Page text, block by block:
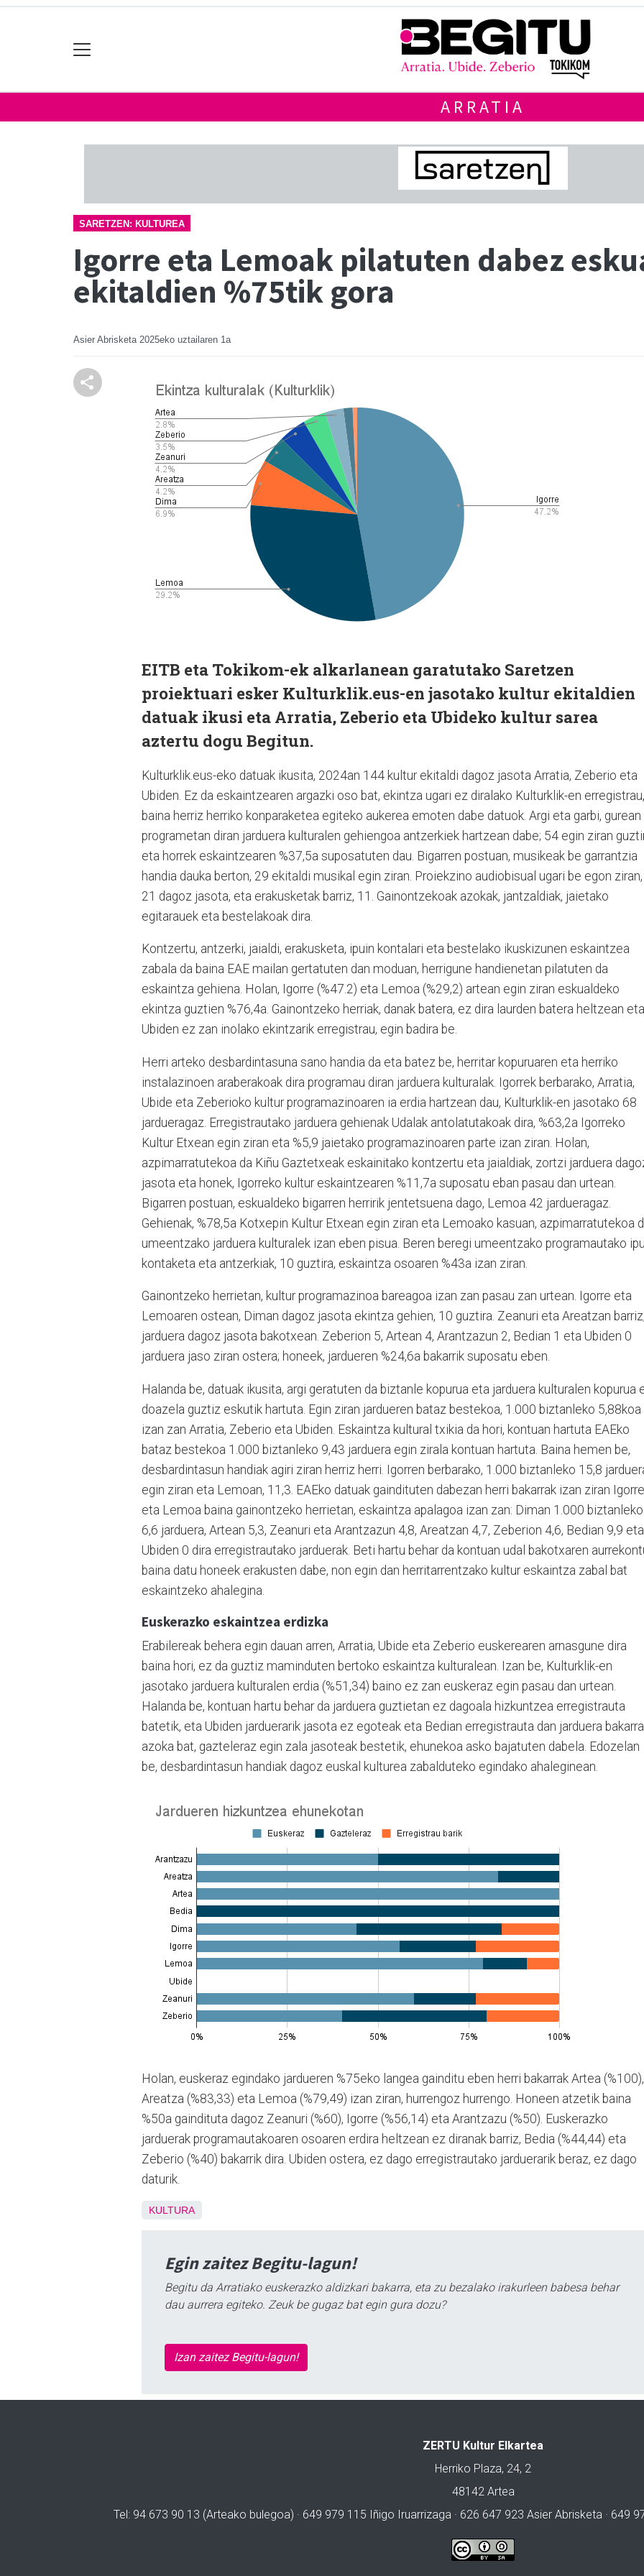
ARRATIA
SARETZEN: KULTUREA
Igorre eta Lemoak pilatuten dabez
ekitaldien %75tik gora
Asier Abrisketa 2025eko uztailaren 1a
EITB eta Tokikom-ek alkarlanean garatutako Saretzen
proiektuari esker Kulturklik.eus-en jasotako kultur ekitaldien
datuak ikusi eta Arratia, Zeberio eta Ubideko kultur sarea
aztertu dogu Begitun.
Kulturklik.eus-eko datuak ikusita, 2024an 144 kultur ekitaldi dagoz jasota Arratia, Zeberio eta
Ubiden. Ez da eskaintzearen argazki oso bat, ekintza ugari ez diralako Kulturklik-en erregistrau,
baina herriz herriko konparaketea egiteko aukerea emoten dabe datuok. Argi eta garbi, gurean
programetan diran jarduera kulturalen gehiengoa antzerkiek hartzean dabe; 54 egin ziran
eta horrek eskaintzearen %37,5a suposatuten dau. Bigarren postuan, musikeak be garrantzia
handia dauka berton, 29 ekitaldi musikal egin ziran. Proiekzino audiobisual ugari be egon ziran,
21 dagoz jasota, eta erakusketak barriz, 11. Gainontzekoak azokak, jantzaldiak, jaietako
egitarauek eta bestelakoak dira.
Kontzertu, antzerki, jaialdi, erakusketa, ipuin kontalari eta bestelako ikuskizunen eskaintzea
zabala da baina EAE mailan gertatuten dan moduan, herrigune handienetan pilatuten da
eskaintza gehiena. Holan, Igorre (%47.2) eta Lemoa (%29,2) artean egin ziran eskualdeko
ekintza guztien %76,4a. Gainontzeko herriak, danak batera, ez dira laurden batera heltzean eta
Ubiden ez zan inolako ekintzarik erregistrau, egin badira be.
Herri arteko desbardintasuna sano handia da eta batez be, herritar kopuruaren eta herriko
instalazinoen araberakoak dira programau diran jarduera kulturalak. Igorrek berbarako, Arratia,
Ubide eta Zeberioko kultur programazinoaren ia erdia hartzean dau, Kulturklik-en jasotako 68
jardueragaz. Erregistrautako jarduera gehienak Udalak antolatutakoak dira, %63,2a Igorreko
Kultur Etxean egin ziran eta %5,9 jaietako programazinoaren parte izan ziran. Holan,
azpimarratutekoa da Kiñu Gaztetxeak eskainitako kontzertu eta jaialdiak, zortzi jarduera
jasota eta honek, Igorreko kultur eskaintzearen %11,7a suposatu eban pasau dan urtean.
Bigarren postuan, eskualdeko bigarren herririk jentetsuena dago, Lemoa 42 jardueragaz.
Gehienak, %78,5a Kotxepin Kultur Etxean egin ziran eta Lemoako kasuan, azpimarratutekoa
umeentzako jarduera kulturalek izan eben pisua. Beren beregi umeentzako programautako
kontaketa eta antzerkiak, 10 guztira, eskaintza osoaren %43a izan ziran.
Gainontzeko herrietan, kultur programazinoa bareagoa izan zan pasau zan urtean. Igorre eta
Lemoaren ostean, Diman dagoz jasota ekintza gehien, 10 guztira. Zeanuri eta Areatzan
jarduera dagoz jasota bakotxean. Zeberion 5, Artean 4, Arantzazun 2, Bedian 1 eta Ubiden 0
jarduera jaso ziran ostera; honeek, jardueren %24,6a bakarrik suposatu eben.
Halanda be, datuak ikusita, argi geratuten da biztanle kopurua eta jarduera kulturalen kopurua
doazela guztiz eskutik hartuta. Egin ziran jardueren bataz bestekoa, 1.000 biztanleko 5,88koa
izan zan Arratia, Zeberio eta Ubiden. Eskaintza kultural txikia da hori, kontuan hartuta EAEko
bataz bestekoa 1.000 biztanleko 9,43 jarduera egin zirala kontuan hartuta. Baina hemen be,
desbardintasun handiak agiri ziran herriz herri. Igorren berbarako, 1.000 biztanleko 15,8
egin ziran eta Lemoan, 11,3. EAEko datuak gaindituten dabezan herri bakarrak izan ziran Igorre
eta Lemoa baina gainontzeko herrietan, eskaintza apalagoa izan zan: Diman 1.000 biztanleko
6,6 jarduera, Artean 5,3, Zeanuri eta Arantzazun 4,8, Areatzan 4,7, Zeberion 4,6, Bedian 9,9 eta
Ubiden 0 dira erregistrautako jarduerak. Beti hartu behar da kontuan udal bakotxaren
baina datu honeek erakusten dabe, non egin dan herritarrentzako kultur eskaintza zabal bat
eskaintzeko ahalegina.
Euskerazko eskaintzea erdizka
Erabilereak behera egin dauan arren, Arratia, Ubide eta Zeberio euskerearen arnasgune dira
baina hori, ez da guztiz maminduten bertoko eskaintza kulturalean. Izan be, Kulturklik-en
jasotako jarduera kulturalen erdia (%51,34) baino ez zan euskeraz egin pasau dan urtean.
Halanda be, kontuan hartu behar da jarduera guztietan ez dagoala hizkuntzea erregistrauta
batetik, eta Ubiden jarduerarik jasota ez egoteak eta Bedian erregistrauta dan jarduera
azoka bat, gazteleraz egin zala jasoteak bestetik, ehunekoa asko bajatuten dabela. Edozelan
be, desbardintasun handiak dagoz euskal kulturea zabalduteko egindako ahaleginean.
Holan, euskeraz egindako jardueren %75eko langea gainditu eben herri bakarrak Artea (%100),
Areatza (%83,33) eta Lemoa (%79,49) izan ziran, hurrengoz hurrengo. Honeen atzetik baina
%50a gaindituta dagoz Zeanuri (%60), Igorre (%56,14) eta Arantzazu (%50). Euskerazko
jarduerak programautakoaren osoaren erdira heltzean ez diranak barriz, Bedia (%44,44) eta
Zeberio (%40) bakarrik dira. Ubiden ostera, ez dago erregistrautako jarduerarik beraz, ez dago
daturik.
KULTURA
Egin zaitez Begitu-lagun!
Begitu da Arratiako euskerazko aldizkari bakarra, eta zu bezalako irakurleen babesa behar
dau aurrera egiteko. Zeuk be gugaz bat egin gura dozu?
Izan zaitez Begitu-lagun!
ZERTU Kultur Elkartea
Herriko Plaza, 24, 2
48142 Artea
Tel: 94 673 90 13 (Arteako bulegoa) · 649 979 115 Iñigo Iruarrizaga · 626 647 923 Asier Abrisketa · 649